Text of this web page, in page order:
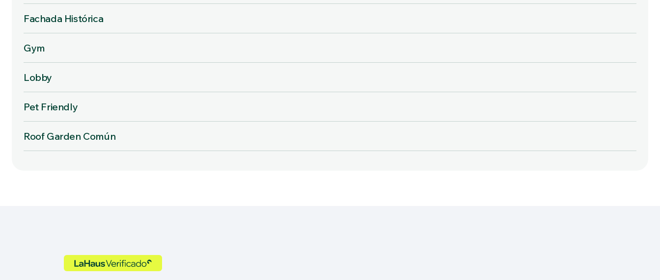
Fachada Histórica
Gym
Lobby
Pet Friendly
Roof Garden Común